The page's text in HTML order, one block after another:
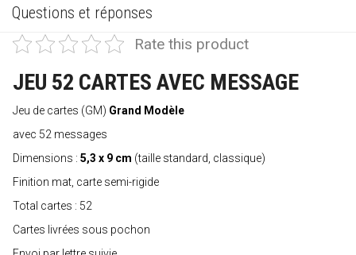
Questions et réponses
Rate this product
JEU 52 CARTES AVEC MESSAGE
Jeu de cartes (GM) Grand Modèle
avec 52 messages
Dimensions : 5,3 x 9 cm (taille standard, classique)
Finition mat, carte semi-rigide
Total cartes : 52
Cartes livrées sous pochon